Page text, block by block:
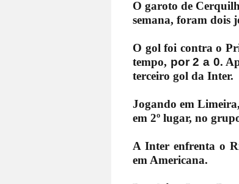
O garoto de
semana, foram dois
O gol foi contra o
tempo, por 2 a 0.
terceiro gol da Inter.
Jogando em
em 2º lugar, no
A Inter enfrenta o
em Americana.